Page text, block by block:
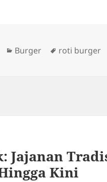
Categories
Burger Tags
roti burger
Jajanan
Kini